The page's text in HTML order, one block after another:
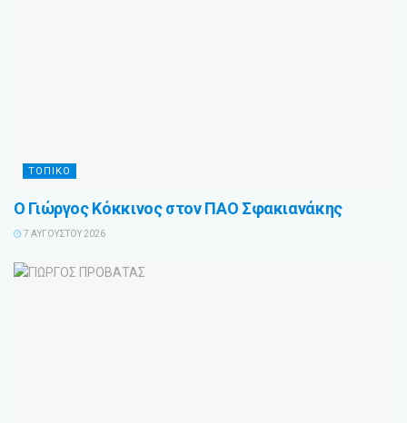
ΤΟΠΙΚΟ
Ο Γιώργος Κόκκινος στον ΠΑΟ Σφακιανάκης
7 ΑΥΓΟΎΣΤΟΥ 2026